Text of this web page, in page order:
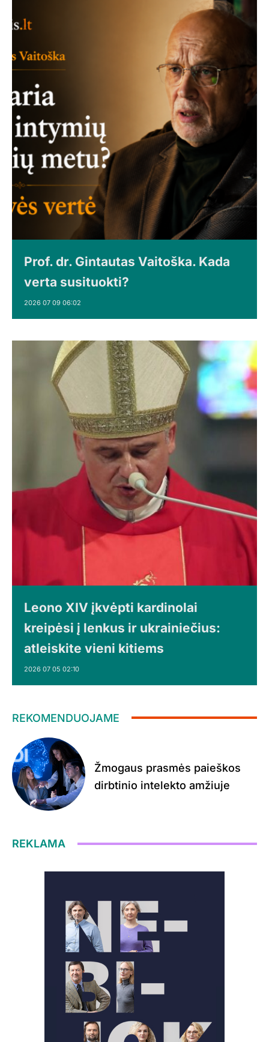
Prof. dr. Gintautas Vaitoška. Kada
verta susituokti?
2026 07 09 06:02
Leono XIV įkvėpti kardinolai
kreipėsi į lenkus ir ukrainiečius:
atleiskite vieni kitiems
2026 07 05 02:10
REKOMENDUOJAME
Žmogaus prasmės paieškos
dirbtinio intelekto amžiuje
REKLAMA